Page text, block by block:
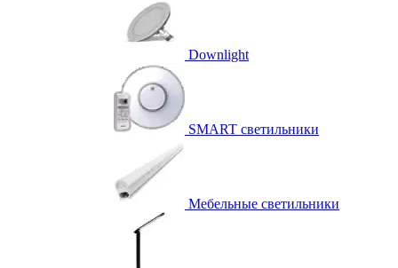
Downlight
SMART светильники
Мебельные светильники